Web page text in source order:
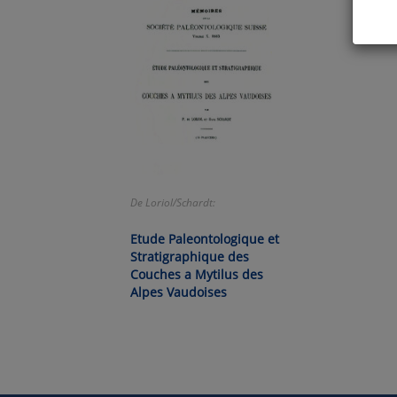
De Loriol/Schardt:
Etude Paleontologique et
Stratigraphique des
Couches a Mytilus des
Alpes Vaudoises